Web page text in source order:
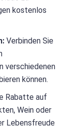
kostenlos
Verbinden Sie
verschiedenen
können.
Rabatte auf
Wein oder
Lebensfreude